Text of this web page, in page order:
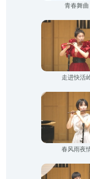
青春舞曲
走进快活
春风雨夜